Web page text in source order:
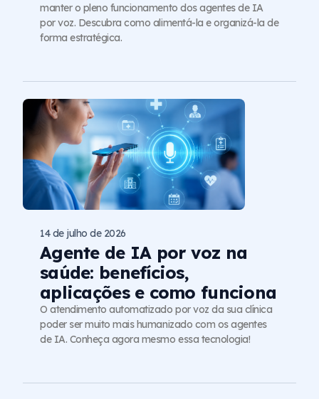
manter o pleno funcionamento dos agentes de IA
por voz. Descubra como alimentá-la e organizá-la de
forma estratégica.
Agente de IA por voz na
saúde: benefícios,
aplicações e como funciona
14 de julho de 2026
O atendimento automatizado por voz da sua clínica
poder ser muito mais humanizado com os agentes
de IA. Conheça agora mesmo essa tecnologia!